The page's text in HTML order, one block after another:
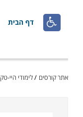
 דף הבית
אתר קורסים /לימודי היי-טק